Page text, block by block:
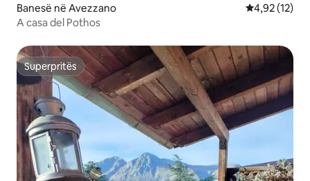
Banesë në Avezzano Vlerësimi
4,92 (12)
A casa del Pothos
Superpritës
Superpritës